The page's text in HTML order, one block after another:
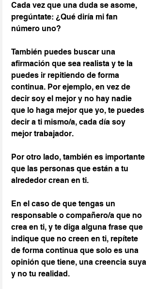
Cada vez que una duda se asome,
pregúntate: ¿Qué diría mi fan
número uno?
También puedes buscar una
afirmación que sea realista y te la
puedes ir repitiendo de forma
continua. Por ejemplo, en vez de
decir soy el mejor y no hay nadie
que lo haga mejor que yo, te puedes
decir a ti mismo/a, cada día soy
mejor trabajador.
Por otro lado, también es importante
que las personas que están a tu
alrededor crean en ti.
En el caso de que tengas un
responsable o compañero/a que no
crea en ti, y te diga alguna frase que
indique que no creen en ti, repítete
de forma continua que solo es una
opinión que tiene, una creencia suya
y no tu realidad.